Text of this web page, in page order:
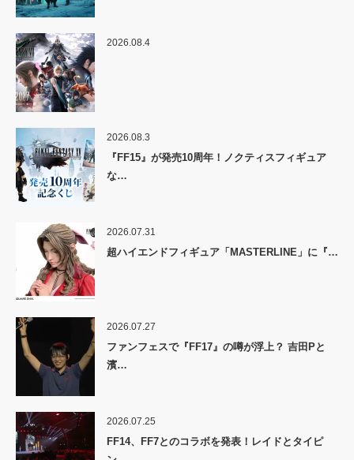
2026.08.4
2026.08.3
『FF15』が発売10周年！ノクティスフィギュア
な…
2026.07.31
超ハイエンドフィギュア「MASTERLINE」に『…
2026.07.27
ファンフェスで『FF17』の噂が浮上？ 吉田Pと
濱…
2026.07.25
FF14、FF7とのコラボを発表！レイドとタイピ